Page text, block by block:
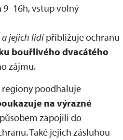
9–16h, vstup volný
a jejich lidípřibližuje ochranu
bouřlivého dvacátého
zájmu.
regiony poodhaluje
na výrazné
zapojili do
Také jejich zásluhou